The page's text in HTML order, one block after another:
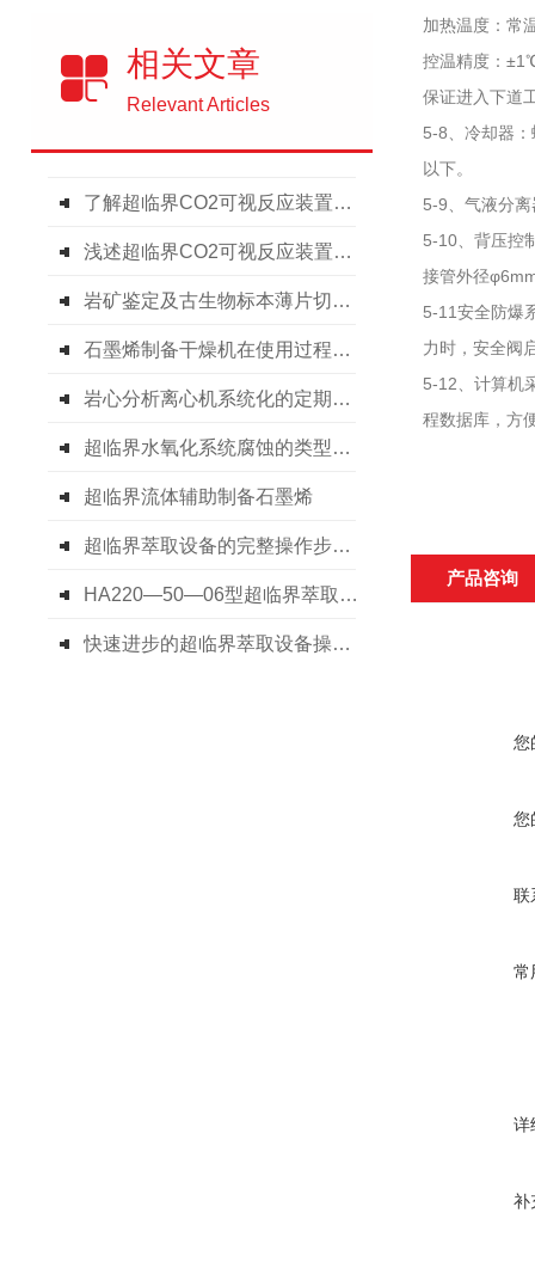
相关文章
Relevant Articles
了解超临界CO2可视反应装置各组成部件功能特点才能更好的使用它
浅述超临界CO2可视反应装置的工作原理
岩矿鉴定及古生物标本薄片切样机
石墨烯制备干燥机在使用过程中需留意这些细节
岩心分析离心机系统化的定期保养方法分享
超临界水氧化系统腐蚀的类型及控制方法
超临界流体辅助制备石墨烯
超临界萃取设备的完整操作步骤介绍
HA220—50—06型超临界萃取装置技术
快速进步的超临界萃取设备操作要点
加热温度：常
控温精度：
保证进入下道
5-8、冷却器
以下。
5-9、气液分
5-10、背压控
接管外径
5-11安全防爆
力时，安全阀
5-12、计算机
程数据库，方
产品咨询
您
您
联
常
详
补